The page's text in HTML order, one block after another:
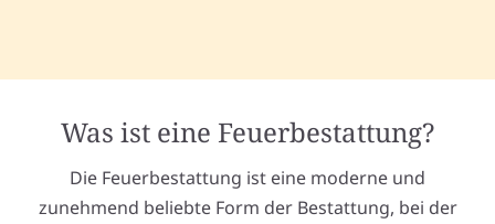
Was ist eine Feuerbestattung?
Die Feuerbestattung ist eine moderne und
zunehmend beliebte Form der Bestattung, bei der